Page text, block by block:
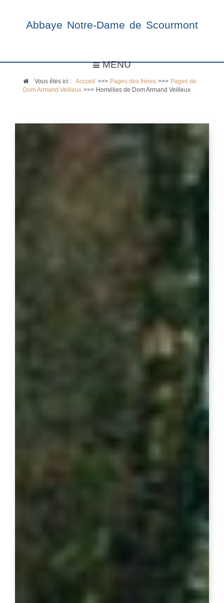
Abbaye Notre-Dame de Scourmont
MENU
Vous êtes ici :Accueil >>> Pages des frères >>> Pages de
Dom Armand Veilleux >>> Homélies de Dom Armand Veilleux